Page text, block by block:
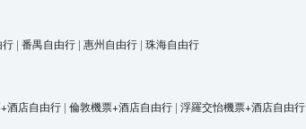
行 | 番禺自由行 | 惠州自由行 | 珠海自由行
酒店自由行 | 倫敦機票+酒店自由行 | 浮羅交怡機票+酒店自由行